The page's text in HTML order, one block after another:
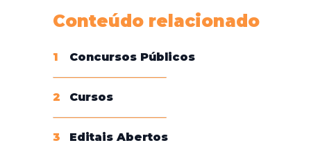
Conteúdo relacionado
1 Concursos Públicos
2 Cursos
3 Editais Abertos